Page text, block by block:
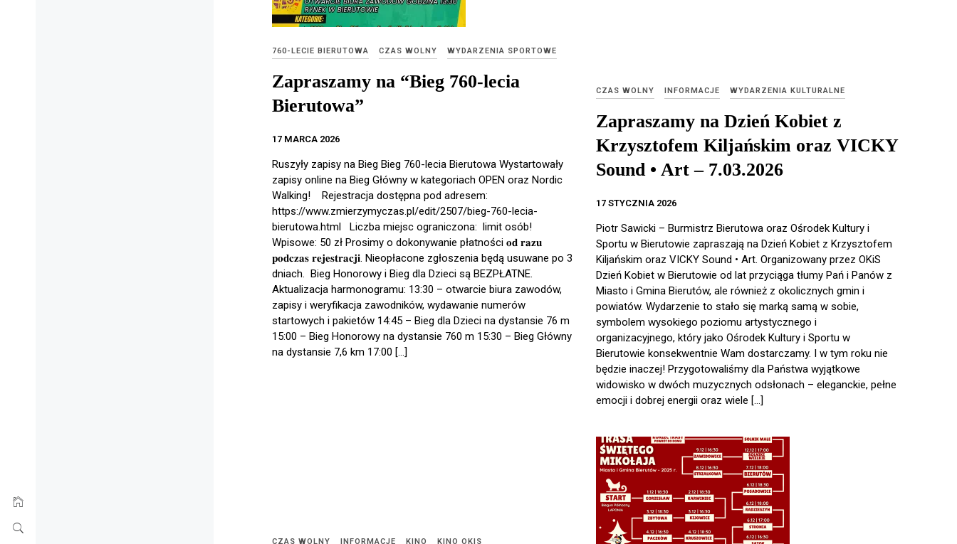
760-LECIE BIERUTOWA CZAS WOLNY WYDARZENIA SPORTOWE
Zapraszamy na “Bieg 760-lecia
Bierutowa”
17 MARCA 2026
Ruszyły zapisy na Bieg Bieg 760-lecia Bierutowa Wystartowały
zapisy online na Bieg Główny w kategoriach OPEN oraz Nordic
Walking! Rejestracja dostępna pod adresem:
https://www.zmierzymyczas.pl/edit/2507/bieg-760-lecia-
bierutowa.html Liczba miejsc ograniczona: limit osób!
Wpisowe: 50 zł Prosimy o dokonywanie płatności 𝐨𝐝 𝐫𝐚𝐳𝐮
𝐩𝐨𝐝𝐜𝐳𝐚𝐬 𝐫𝐞𝐣𝐞𝐬𝐭𝐫𝐚𝐜𝐣𝐢. Nieopłacone zgłoszenia będą usuwane po 3
dniach. Bieg Honorowy i Bieg dla Dzieci są BEZPŁATNE.
Aktualizacja harmonogramu: 13:30 – otwarcie biura zawodów,
zapisy i weryfikacja zawodników, wydawanie numerów
startowych i pakietów 14:45 – Bieg dla Dzieci na dystansie 76 m
15:00 – Bieg Honorowy na dystansie 760 m 15:30 – Bieg Główny
na dystansie 7,6 km 17:00 […]
CZAS WOLNY INFORMACJE WYDARZENIA KULTURALNE
Zapraszamy na Dzień Kobiet z
Krzysztofem Kiljańskim oraz VICKY
Sound • Art – 7.03.2026
17 STYCZNIA 2026
Piotr Sawicki – Burmistrz Bierutowa oraz Ośrodek Kultury i
Sportu w Bierutowie zapraszają na Dzień Kobiet z Krzysztofem
Kiljańskim oraz VICKY Sound • Art. Organizowany przez OKiS
Dzień Kobiet w Bierutowie od lat przyciąga tłumy Pań i Panów z
Miasto i Gmina Bierutów, ale również z okolicznych gmin i
powiatów. Wydarzenie to stało się marką samą w sobie,
symbolem wysokiego poziomu artystycznego i
organizacyjnego, który jako Ośrodek Kultury i Sportu w
Bierutowie konsekwentnie Wam dostarczamy. I w tym roku nie
będzie inaczej! Przygotowaliśmy dla Państwa wyjątkowe
widowisko w dwóch muzycznych odsłonach – eleganckie, pełne
emocji i dobrej energii oraz wiele […]
CZAS WOLNY INFORMACJE KINO KINO OKIS